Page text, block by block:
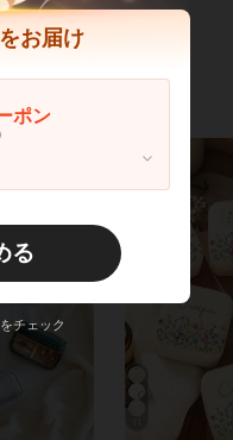
お届け
ポン
る
チェック